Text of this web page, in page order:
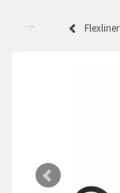
Flexliner